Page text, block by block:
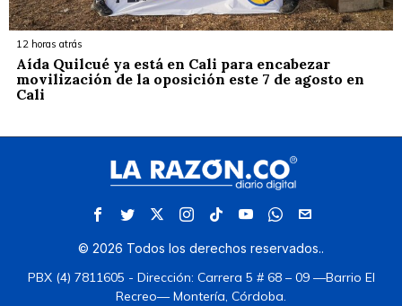
12 horas atrás
Aída Quilcué ya está en Cali para encabezar
movilización de la oposición este 7 de agosto en
Cali
© 2026 Todos los derechos reservados..
PBX (4) 7811605 - Dirección: Carrera 5 # 68 – 09 —Barrio El
Recreo— Montería, Córdoba.